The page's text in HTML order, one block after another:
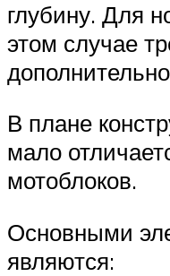
глубину. Для
этом случае
В плане
мало
мотоблоков.
Основными
являются: